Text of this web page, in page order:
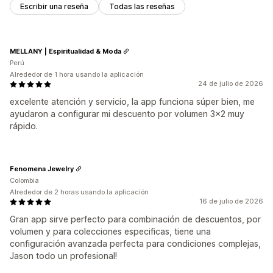
Herramienta de edición Plantillas Código personalizado
Activadores y reglas
Descuentos por pila
Automatizaciones
Segmentación Etiquetas Filtros
Suscripciones Precios al por mayor Precios de mayorista
Escribir una reseña Todas las reseñas
24 de julio de 2026
excelente atención y servicio, la app funciona súper bien, me
ayudaron a configurar mi descuento por volumen 3x2 muy
rápido.
MELLANY | Espiritualidad & Moda
Perú
Alrededor de 1 hora usando la aplicación
16 de julio de 2026
Gran app sirve perfecto para combinación de descuentos, por
volumen y para colecciones especificas, tiene una
configuración avanzada perfecta para condiciones complejas,
Jason todo un profesional!
Fenomena Jewelry
Colombia
Alrededor de 2 horas usando la aplicación